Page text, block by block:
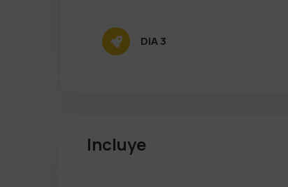
DIA 3
Incluye